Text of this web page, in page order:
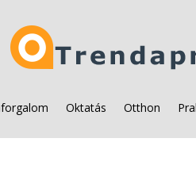
Oktatás Otthon